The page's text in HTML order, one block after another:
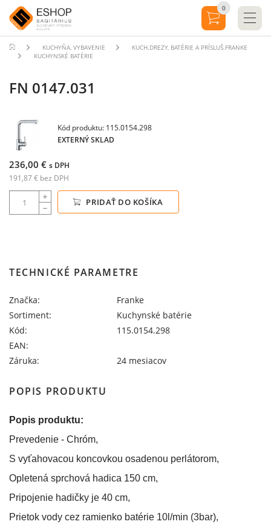
KUCHYŇA, VYBAVENIE
KUCH.DREZY, BATÉRIE A PRÍSLUŠ.FRANKE
KUCHYNSKÉ BATÉRIE
FN 0147.031
Kód produktu: 115.0154.298
EXTERNÝ SKLAD
236,00 € s DPH
191,87 € bez DPH
PRIDAŤ DO KOŠÍKA
TECHNICKÉ PARAMETRE
Značka:
Franke
Sortiment:
Kuchynské batérie
Kód:
115.0154.298
EAN:
Záruka:
24 mesiacov
POPIS PRODUKTU
Popis produktu:
Prevedenie - Chróm,
S vyťahovacou koncovkou osadenou perlátorom,
Opletená sprchová hadica 150 cm,
Pripojenie hadičky je 40 cm,
Prietok vody cez ramienko batérie 10l/min (3bar),
0